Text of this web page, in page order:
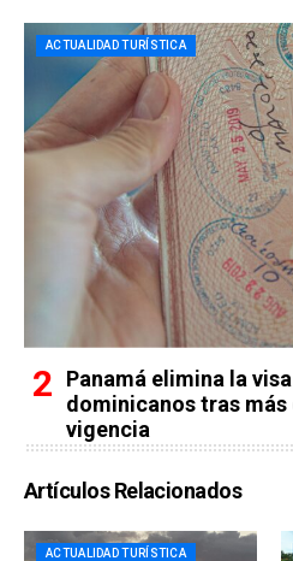
ACTUALIDAD TURÍSTICA
Panamá elimina la
dominicanos tras más
vigencia
Artículos Relacionados
ACTUALIDAD TURÍSTICA